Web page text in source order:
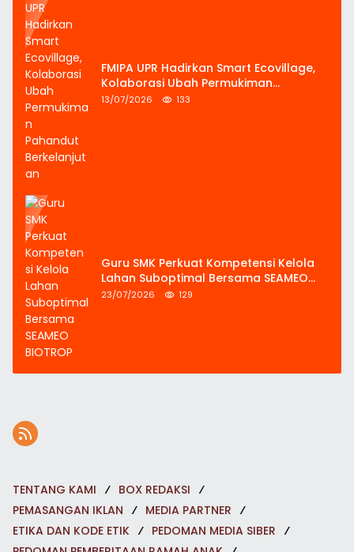
FMIPA UPR Hadirkan Smart Ecovillage,
Kolaborasi Ubah Permukiman
Pahandut Berkelanjutan
13/07/2026 133
Guru SMK Perkuat Kompetensi Kelola
Lahan Suboptimal Bersama SEAMEO
BIOTROP
23/07/2026 129
TENTANG KAMI
BOX REDAKSI
PEMASANGAN IKLAN
MEDIA PARTNER
ETIKA DAN KODE ETIK
PEDOMAN MEDIA SIBER